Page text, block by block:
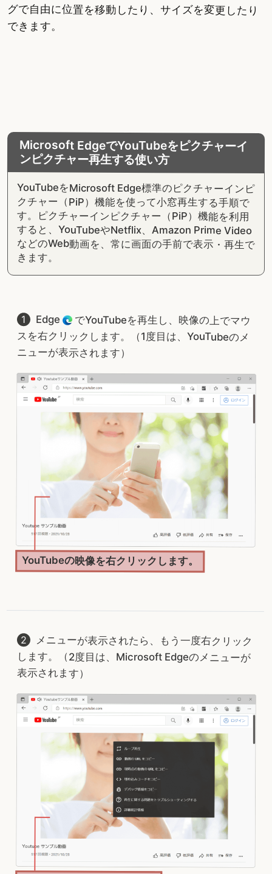
グで自由に位置を移動したり、サイズを変更したり
できます。
Microsoft EdgeでYouTubeをピクチャーイ
ンピクチャー再生する使い方
YouTubeをMicrosoft Edge標準のピクチャーインピ
クチャー（PiP）機能を使って小窓再生する手順で
す。ピクチャーインピクチャー（PiP）機能を利用
すると、YouTubeやNetflix、Amazon Prime Video
などのWeb動画を、常に画面の手前で表示・再生で
きます。
Edge でYouTubeを再生し、映像の上でマウ
スを右クリックします。（1度目は、YouTubeのメ
ニューが表示されます）
YouTubeの映像を右クリックします。
メニューが表示されたら、もう一度右クリック
します。（2度目は、Microsoft Edgeのメニューが
表示されます）